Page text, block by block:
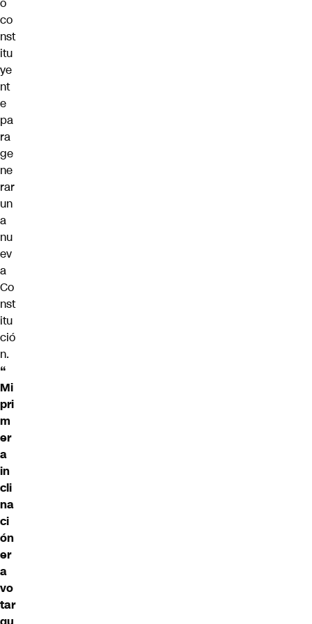
co
nst
itu
ye
nt
e
pa
ra
ge
ne
rar
un
a
nu
ev
a
Co
nst
itu
ció
n.
“
Mi
pri
m
er
a
in
cli
na
ci
ón
er
a
vo
tar